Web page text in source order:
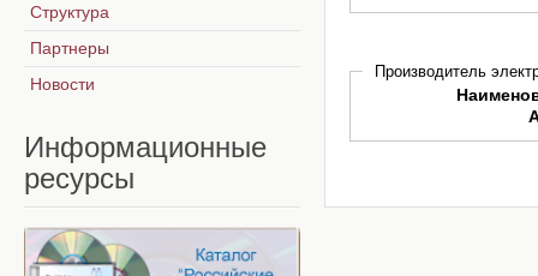
Производитель
Структура
Партнеры
Новости
Информационные
ресурсы